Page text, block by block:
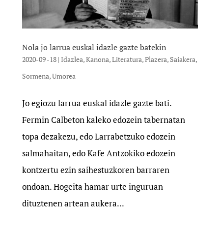
Nola jo larrua euskal idazle gazte batekin
2020-09 -18| Idazlea,Kanona,Literatura,Plazera, Saiakera,
Sormena,Umorea
Jo egiozu larrua euskal idazle gazte bati.
Fermin Calbeton kaleko edozein tabernatan
topa dezakezu, edo Larrabetzuko edozein
salmahaitan, edo Kafe Antzokiko edozein
kontzertu ezin saihestuzkoren barraren
ondoan. Hogeita hamar urte inguruan
dituztenen artean aukera...